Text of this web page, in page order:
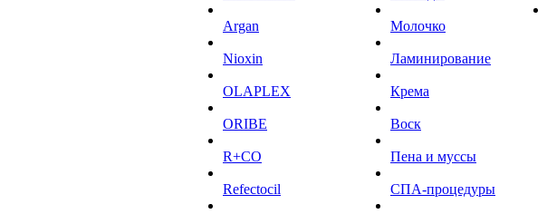
Argan
Niохin
OLAPLEX
ORIBE
R+CO
Refectocil
Молочко
Ламинирование
Крема
Воск
Пена и муссы
СПА-процедуры